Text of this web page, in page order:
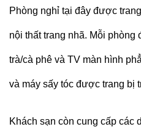
Phòng nghỉ tại đây được
nội thất trang nhã. Mỗi phòng
trà/cà phê và TV màn hình
và máy sấy tóc được trang bị
Khách sạn còn cung cấp các